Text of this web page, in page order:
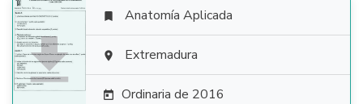

 Anatomía Aplicada
 Extremadura
 Ordinaria de 2016